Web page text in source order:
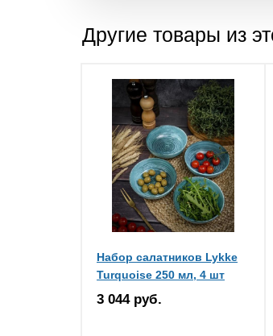
Другие товары из
Набор салатников Lykke
Turquoise 250 мл, 4 шт
3 044 руб.